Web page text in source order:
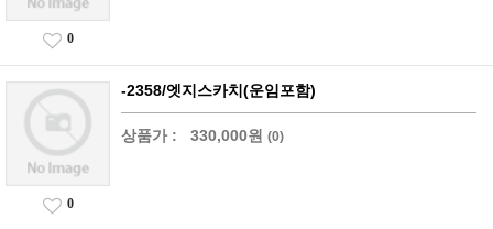
0
-2358/엣지스카치(운임포함)
상품가 : 330,000원 (0)
0